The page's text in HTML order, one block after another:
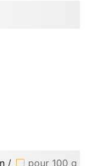
/ pour 100 g